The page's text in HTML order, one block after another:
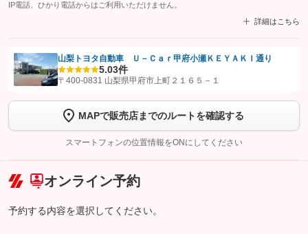
IP電話、ひかり電話からはご利用いただけません。
詳細はこちら
【STEP1】認証画面でグーネットを友だち追加してから「許可する」ボタンを押
トーク画面で
ボタンをタップして問い合わせを
完了してください。
こちら
山梨トヨタ自動車 Ｕ－Ｃａｒ甲府小瀬ＫＥＹＡＫＩ通り
5.03件
〒400-0831 山梨県甲府市上町２１６５－１
MAPで販売店までのルートを確認する
スマートフォンの位置情報をONにしてください
オンライン予約
予約する内容を選択してください。